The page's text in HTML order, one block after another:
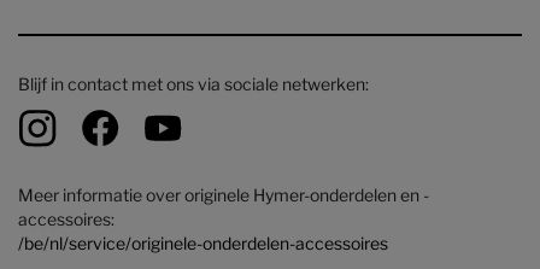
Blijf in contact met ons via sociale netwerken:
Meer informatie over originele Hymer-onderdelen en -
accessoires:
/be/nl/service/originele-onderdelen-accessoires